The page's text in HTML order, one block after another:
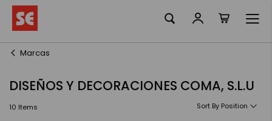
Content
Marcas
DISEÑOS Y DECORACIONES COMA, S.L.U
10 Items Sort By